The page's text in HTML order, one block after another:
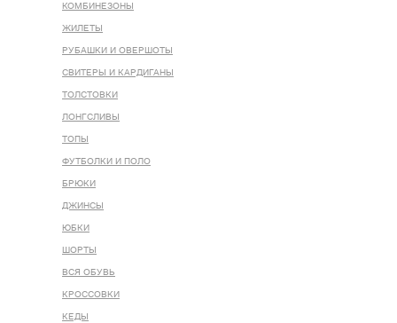
КОМБИНЕЗОНЫ
ЖИЛЕТЫ
РУБАШКИ И ОВЕРШОТЫ
СВИТЕРЫ И КАРДИГАНЫ
ТОЛСТОВКИ
ЛОНГСЛИВЫ
ТОПЫ
ФУТБОЛКИ И ПОЛО
БРЮКИ
ДЖИНСЫ
ЮБКИ
ШОРТЫ
ВСЯ ОБУВЬ
КРОССОВКИ
КЕДЫ